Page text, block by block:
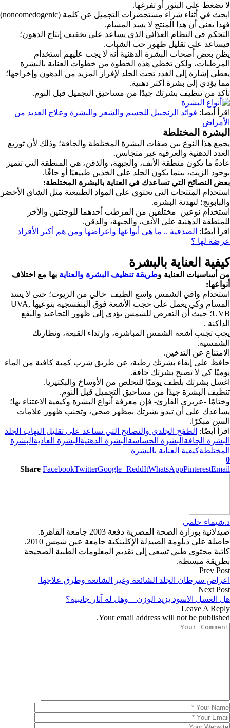
لا تضغط على البثور أو تفرغها.
ابحث في أثناء شراء مستحضرات التجميل عن كلمة (noncomedogenic)
فهذا يعني أن هذا المنتج لا يسد المسام.
التحكم في النظام الغذائي الذي يساعد على تخفيف إنتاج الدهون؛
فيساعد على تقليل ظهور حب الشباب.
يظن بعض أصحاب البشرة الدهنية أنه لا يجب عليهم استخدام
المرطبات، ولكن تخطي هذه الخطوة من خطوات العناية بالبشرة
يعطي إشارة إلى الغدد تحت الجلد لإفراز المزيد من الدهون وإخراجها؛
مما يؤدي إلى بشرة أكثر دهنية.
تأكد من تنظيف بشرتك جيدًا من مساحيق التجميل قبل النوم.
اقرأ أيضا: فوائد الزنجبيل للجسم والشعر والبشرة وعلاج العديد من
الأمراض
البشرة المختلطة
يجمع هذا النوع بين صفات البشرة المختلطة والجافة؛ وذلك لأن توزيع
الغدد الدهنية والعرقية غير متجانس.
عادةً ما تكون منطقة الأنف، والجبهة، والذقن، هي المنطقة التي تتميز
بوجود الزيت، بينما يكون الجلد على الخدين طبيعيًا أو جافًا.
بعض النصائح التي تساعدك في العناية بالبشرة المختلطة:
استخدام المنتجات التي تحتوي على المواد الطبيعية مثل الشاي الأخضر
والبابونج؛ لتهدئة البشرة.
استخدام نوعين مختلفين من المرطب أحدهما للوجنتين والأخر
للمنطقة الدهنية على الأنف، والجبهة، والذقن.
اقرأ أيضًا: الصدفية .. ما هي أنواعها واعراضها ومن هم أكثر الأفراد
عرضة لها ؟
كيفية العناية بالبشرة
من أساسيات العناية وطريقة تنظيف البشرة والعناية بها مع اختلاف
أنواعها:
استخدام واقي الشمس واسع الطيف خالي من الزيوت؛ حتى لا يسد
المسام وكي يعمل على حجب الأشعة فوق البنفسجية بنوعيها UVA,
UVB؛ حيث أن التعرض للشمس يؤدي إلى ظهور التجاعيد والبقع
الداكنة .
يجب تجنب أشعة الشمس المباشرة، وارتداء القبعة، ونظارتك
الشمسية.
الامتناع عن التدخين.
حافظ على إبقاء بشرتك رطبة، عن طريق شرب كمية كافية من الماء
يوميًا كي لا تصبح بشرتك جافة.
اغسل بشرتك بلطف يوميًا للتخلص من الأوساخ والبكتيريا.
تنظيف البشرة جيدًا من مساحيق التجميل قبل النوم.
وختامًا -عزيزي القارئ- فإن معرفة أنواع البشرة وكيفية الاعتناء بها؛
يساعدك على أن تبدو بشرتك بمظهر صحي، وتجنب ظهور علامات
السن مبكرًا.
اقرأ أيضًا: الطفح الجلدي والنصائح التي تساعد على تقليل التهاب الجلد
البشرة الجافة البشرة الحساسة البشرة الدهنية البشرة العادية البشرة
المختلطةكيفية العناية بالبشرة
0
Share FacebookTwitterGoogle+ReddItWhatsAppPinterestEmail
د.شيماء حلمي
صيدلانية بوزارة الصحة المصرية دفعة 2003 جامعة القاهرة.
حاصلة على دبلومة الصيدلة الإكلينكية جامعة عين شمس 2010.
كاتبة محتوى طبي تسعى إلى تقديم المعلومات الطبية الصحيحة
بطريقة مبسطة.
Prev Post
اعراض سرطان الجلد الشائعة وغير الشائعة وطرق علاجها
Next Post
هل العسل الاسود يزيد الوزن – وهل له آثار جانبية؟
Leave A Reply
Your email address will not be published.